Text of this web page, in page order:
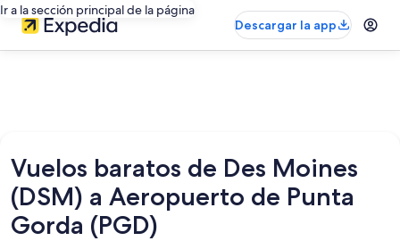
Ir a la sección principal de la página
Descargar la app
Vuelos baratos de Des Moines
(DSM) a Aeropuerto de Punta
Gorda (PGD)